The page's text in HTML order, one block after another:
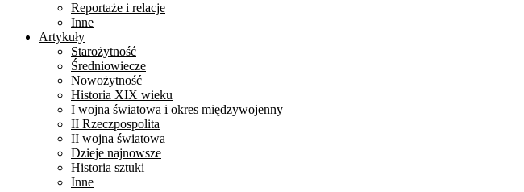
Reportaże i relacje
Inne
Artykuły
Starożytność
Średniowiecze
Nowożytność
Historia XIX wieku
I wojna światowa i okres międzywojenny
II Rzeczpospolita
II wojna światowa
Dzieje najnowsze
Historia sztuki
Inne